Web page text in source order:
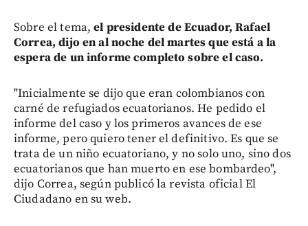
Sobre el tema,el presidente de Ecuador, Rafael
Correa, dijo en al noche del martes que está a la
espera de un informe completo sobre el caso.
"Inicialmente se dijo que eran colombianos con
carné de refugiados ecuatorianos. He pedido el
informe del caso y los primeros avances de ese
informe, pero quiero tener el definitivo. Es que se
trata de un niño ecuatoriano, y no solo uno, sino dos
ecuatorianos que han muerto en ese bombardeo",
dijo Correa, según publicó la revista oficial El
Ciudadano en su web.